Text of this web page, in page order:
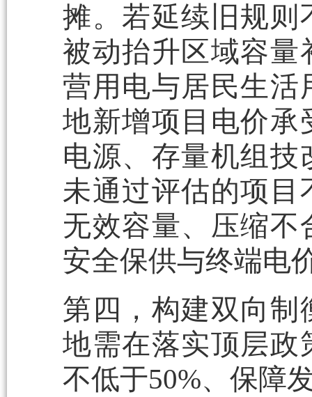
摊。若延续旧规则
被动抬升区域容量
营用电与居民生活
地新增项目电价承
电源、存量机组
未通过评估的项
无效容量、压缩
安全保供与终端电
第四，构建双向制
地需在落实顶层政
不低于50%、保障